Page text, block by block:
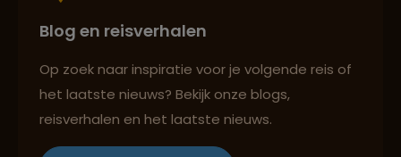
Persoonlijk en deskundig reisadvies
Best beoordeelde reisroutes
Blog en reisverhalen
Op zoek naar inspiratie voor je volgende reis of
het laatste nieuws? Bekijk onze blogs,
reisverhalen en het laatste nieuws.